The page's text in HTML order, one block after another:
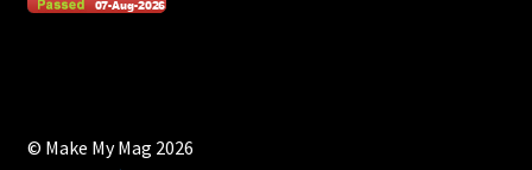
© Make My Mag 2026